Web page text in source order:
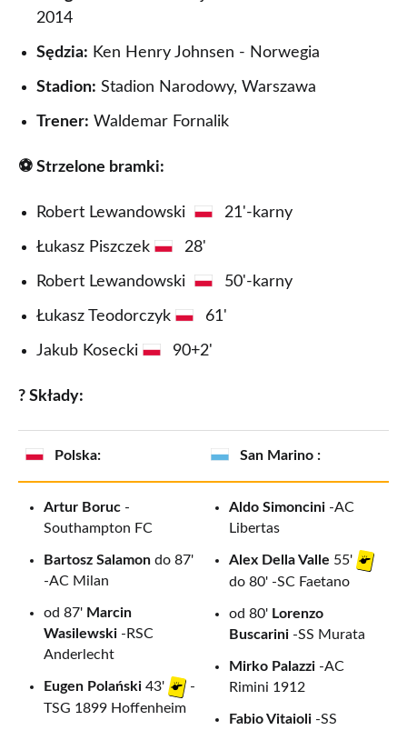
2014
Sędzia: Ken Henry Johnsen - Norwegia
Stadion: Stadion Narodowy, Warszawa
Trener: Waldemar Fornalik
⚽ Strzelone bramki:
Robert Lewandowski 21'-karny
Łukasz Piszczek 28'
Robert Lewandowski 50'-karny
Łukasz Teodorczyk 61'
Jakub Kosecki 90+2'
? Składy:
Polska: San Marino :
Artur Boruc -
Southampton FC
Bartosz Salamon do 87'
-AC Milan
od 87' Marcin
Wasilewski -RSC
Anderlecht
Eugen Polański 43'
-
TSG 1899 Hoffenheim
Aldo Simoncini -AC
Libertas
Alex Della Valle 55'
do 80' -SC Faetano
od 80' Lorenzo
Buscarini -SS Murata
Mirko Palazzi -AC
Rimini 1912
Fabio Vitaioli -SS